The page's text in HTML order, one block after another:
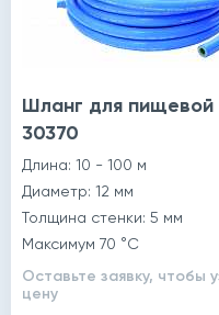
Шланг для
30370
Длина: 10 - 100 м
Диаметр: 12 мм
Толщина стенки: 5 мм
Максимум 70 °C
Оставьте заявку, чтобы
цену